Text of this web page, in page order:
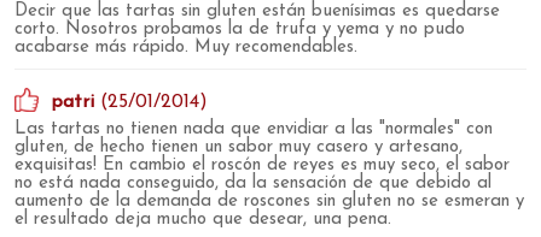
Decir que las tartas sin gluten están buenísimas es quedarse
corto. Nosotros probamos la de trufa y yema y no pudo
acabarse más rápido. Muy recomendables.
patri (25/01/2014)
Las tartas no tienen nada que envidiar a las "normales" con
gluten, de hecho tienen un sabor muy casero y artesano,
exquisitas! En cambio el roscón de reyes es muy seco, el sabor
no está nada conseguido, da la sensación de que debido al
aumento de la demanda de roscones sin gluten no se esmeran y
el resultado deja mucho que desear, una pena.